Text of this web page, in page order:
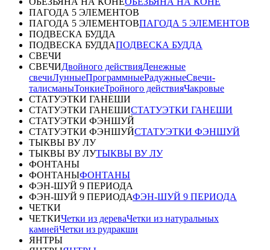
ПАГОДА 5 ЭЛЕМЕНТОВ
ПАГОДА 5 ЭЛЕМЕНТОВПАГОДА 5 ЭЛЕМЕНТОВ
ПОДВЕСКА БУДДА
ПОДВЕСКА БУДДАПОДВЕСКА БУДДА
СВЕЧИ
СВЕЧИДвойного действияДенежные
свечиЛунныеПрограммныеРадужныеСвечи-
талисманыТонкиеТройного действияЧакровые
СТАТУЭТКИ ГАНЕШИ
СТАТУЭТКИ ГАНЕШИСТАТУЭТКИ ГАНЕШИ
СТАТУЭТКИ ФЭНШУЙ
СТАТУЭТКИ ФЭНШУЙСТАТУЭТКИ ФЭНШУЙ
ТЫКВЫ ВУ ЛУ
ТЫКВЫ ВУ ЛУТЫКВЫ ВУ ЛУ
ФОНТАНЫ
ФОНТАНЫФОНТАНЫ
ФЭН-ШУЙ 9 ПЕРИОДА
ФЭН-ШУЙ 9 ПЕРИОДАФЭН-ШУЙ 9 ПЕРИОДА
ЧЕТКИ
ЧЕТКИЧетки из дереваЧетки из натуральных
камнейЧетки из рудракши
ЯНТРЫ